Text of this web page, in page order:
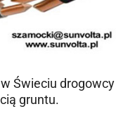
Świeciu drogowcy
gruntu.